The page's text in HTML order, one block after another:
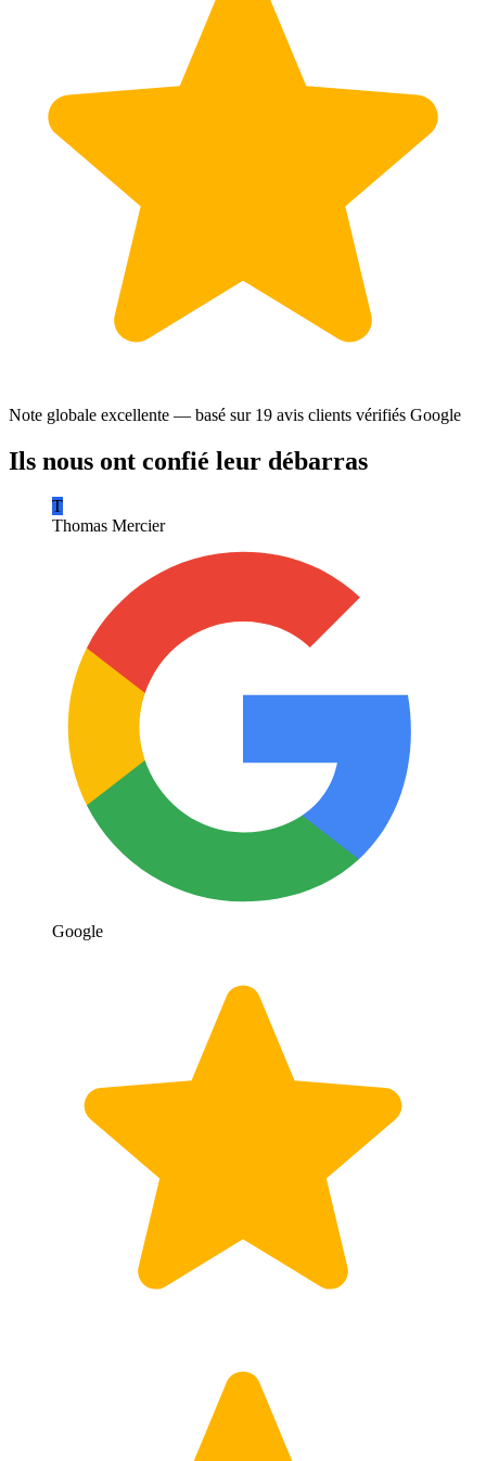
Note globale excellente — basé sur 19 avis clients vérifiés Google
Ils nous ont confié leur débarras
T
Thomas Mercier
Google